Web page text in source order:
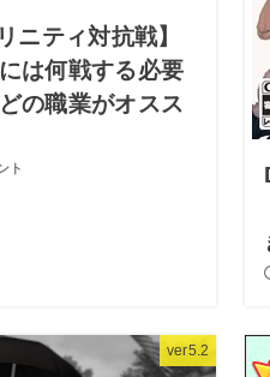
ニティ対抗戦】
は何戦する必要
の職業がオスス
ト
ver5.2